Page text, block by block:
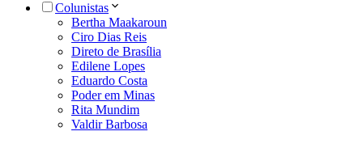
Colunistas
Bertha Maakaroun
Ciro Dias Reis
Direto de Brasília
Edilene Lopes
Eduardo Costa
Poder em Minas
Rita Mundim
Valdir Barbosa